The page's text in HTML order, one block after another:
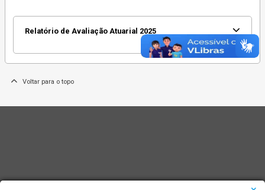
Relatório de Avaliação Atuarial 2025
Voltar para o topo